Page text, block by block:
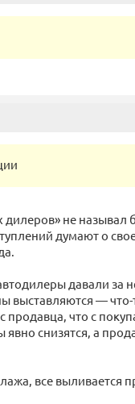
не
думают о
давали за
выставляются —
что с
снизятся, а
все выливается